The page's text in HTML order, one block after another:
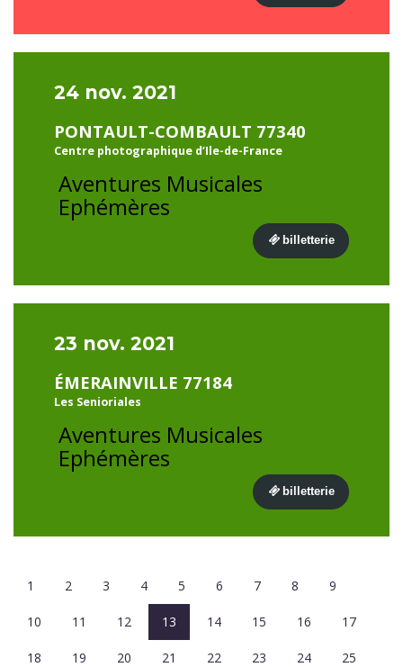
24 nov. 2021
PONTAULT-COMBAULT 77340
Centre photographique d’Ile-de-France
Aventures Musicales
Ephémères
billetterie
23 nov. 2021
ÉMERAINVILLE 77184
Les Senioriales
Aventures Musicales
Ephémères
billetterie
1 2 3 4 5 6 7 8 9
10 11 12 13 14 15 16 17
18 19 20 21 22 23 24 25